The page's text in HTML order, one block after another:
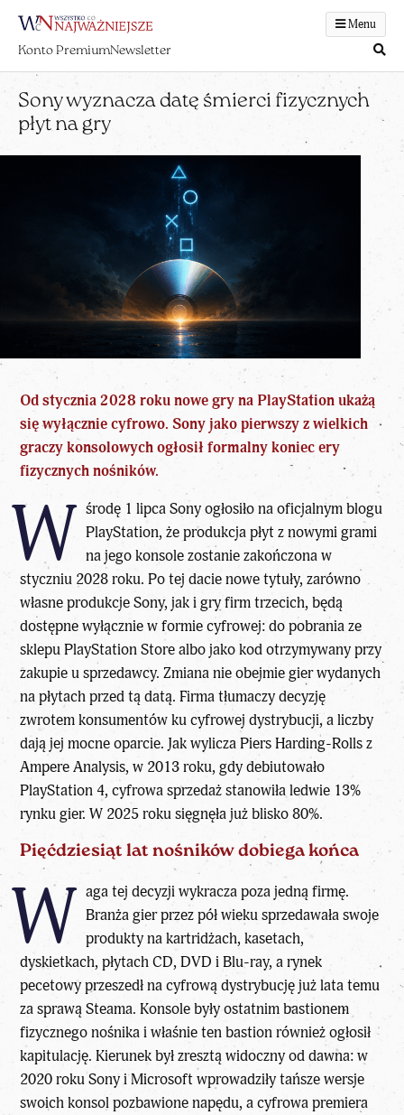
Menu
Konto PremiumNewsletter
Sony wyznacza datę śmierci fizycznych
płyt na gry
Od stycznia 2028 roku nowe gry na PlayStation ukażą
się wyłącznie cyfrowo. Sony jako pierwszy z wielkich
graczy konsolowych ogłosił formalny koniec ery
fizycznych nośników.
W środę 1 lipca Sony ogłosiło na oficjalnym blogu
PlayStation, że produkcja płyt z nowymi grami
na jego konsole zostanie zakończona w
styczniu 2028 roku. Po tej dacie nowe tytuły, zarówno
własne produkcje Sony, jak i gry firm trzecich, będą
dostępne wyłącznie w formie cyfrowej: do pobrania ze
sklepu PlayStation Store albo jako kod otrzymywany przy
zakupie u sprzedawcy. Zmiana nie obejmie gier wydanych
na płytach przed tą datą. Firma tłumaczy decyzję
zwrotem konsumentów ku cyfrowej dystrybucji, a liczby
dają jej mocne oparcie. Jak wylicza Piers Harding-Rolls z
Ampere Analysis, w 2013 roku, gdy debiutowało
PlayStation 4, cyfrowa sprzedaż stanowiła ledwie 13%
rynku gier. W 2025 roku sięgnęła już blisko 80%.
Pięćdziesiąt lat nośników dobiega końca
W aga tej decyzji wykracza poza jedną firmę.
Branża gier przez pół wieku sprzedawała swoje
produkty na kartridżach, kasetach,
dyskietkach, płytach CD, DVD i Blu-ray, a rynek
pecetowy przeszedł na cyfrową dystrybucję już lata temu
za sprawą Steama. Konsole były ostatnim bastionem
fizycznego nośnika i właśnie ten bastion również ogłosił
kapitulację. Kierunek był zresztą widoczny od dawna: w
2020 roku Sony i Microsoft wprowadziłytańsze wersje
swoich konsolpozbawione napędu, a cyfrowa premiera